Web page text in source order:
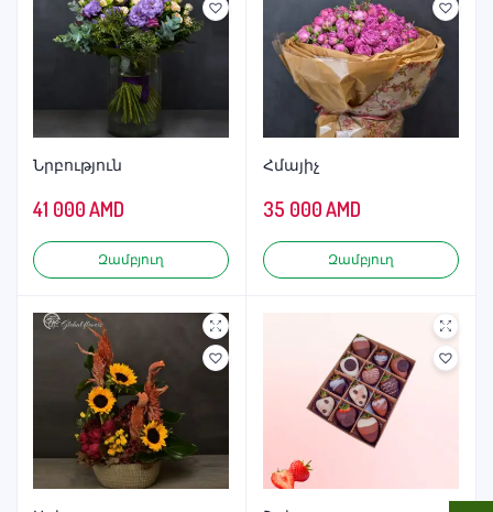
Նրբություն
41 000AMD
Զամբյուղ
Հմայիչ
35 000AMD
Զամբյուղ